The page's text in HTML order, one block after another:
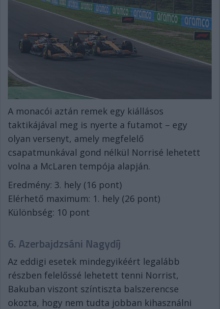
A monacói aztán remek egy kiállásos
taktikájával meg is nyerte a futamot – egy
olyan versenyt, amely megfelelő
csapatmunkával gond nélkül Norrisé lehetett
volna a McLaren tempója alapján.
Eredmény: 3. hely (16 pont)
Elérhető maximum: 1. hely (26 pont)
Különbség: 10 pont
6. Azerbajdzsáni Nagydíj
Az eddigi esetek mindegyikéért legalább
részben felelőssé lehetett tenni Norrist,
Bakuban viszont színtiszta balszerencse
okozta, hogy nem tudta jobban kihasználni